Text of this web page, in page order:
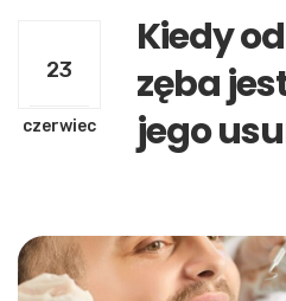
23
czerwiec
Kiedy
zęba
jego